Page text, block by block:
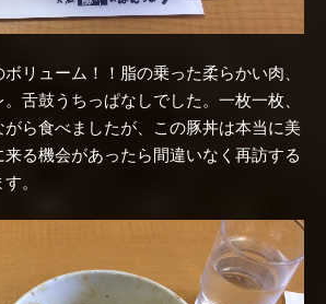
リューム！！脂の乗った柔らかい肉、
舌鼓うちっぱなしでした。一枚一枚、
ら食べましたが、この豚丼は本当に美
る機会があったら間違いなく再訪する
。